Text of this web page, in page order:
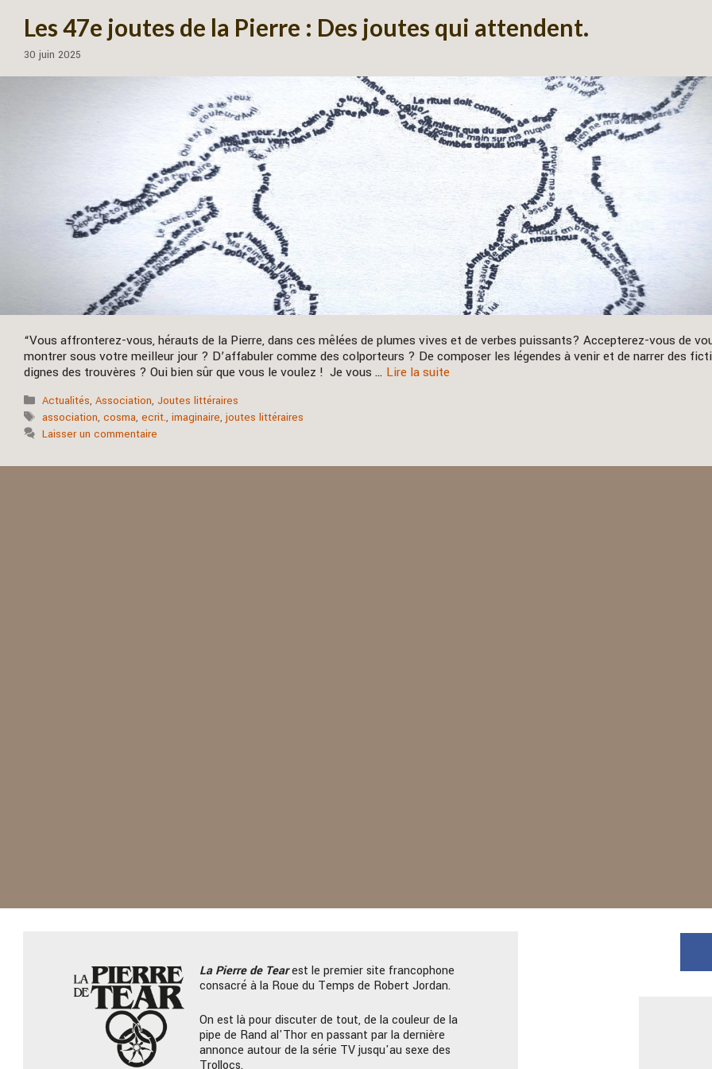
Les 47e joutes de la Pierre : Des joutes qui attendent.
30 juin 2025
“Vous affronterez-vous, hérauts de la Pierre, dans ces mêlées de plumes vives et de verbes puissants? Accepterez-vous de
montrer sous votre meilleur jour ? D’affabuler comme des colporteurs ? De composer les légendes à venir et de narrer des
dignes des trouvères ? Oui bien sûr que vous le voulez ! Je vous … Lire la suite
Catégories
Actualités,Association, Joutes littéraires
Étiquettes
association,cosma,ecrit.,imaginaire,joutes littéraires
Laisser un commentaire
La Pierrede Tearest le premier site francophone
consacré à la Roue du Temps de Robert Jordan.
On est là pour discuter de tout, de la couleur de la
pipe de Rand al'Thor en passant par la dernière
annonce autour de la série TV jusqu'au sexe des
Trollocs.